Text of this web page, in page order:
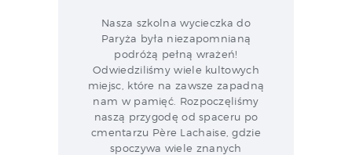
Nasza szkolna wycieczka do
Paryża była niezapomnianą
podróżą pełną wrażeń!
Odwiedziliśmy wiele kultowych
miejsc, które na zawsze zapadną
nam w pamięć. Rozpoczęliśmy
naszą przygodę od spaceru po
cmentarzu Père Lachaise, gdzie
spoczywa wiele znanych